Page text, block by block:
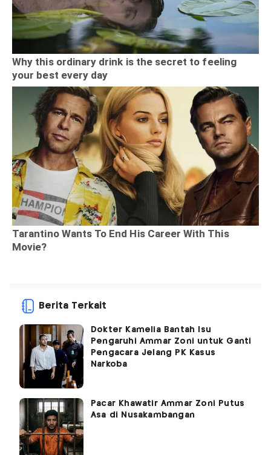
Berita Terkait
Dokter Kamelia Bantah Isu
Pengaruhi Ammar Zoni untuk Ganti
Pengacara Jelang PK Kasus
Narkoba
Pacar Khawatir Ammar Zoni Putus
Asa di Nusakambangan